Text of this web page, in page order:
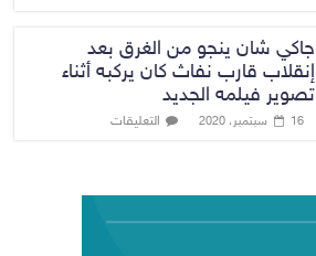
جاكي شان ينجو من الغرق بعد
إنقلاب قارب نفاث كان يركبه أثناء
تصوير فيلمه الجديد
16 سبتمبر، 2020 التعليقات